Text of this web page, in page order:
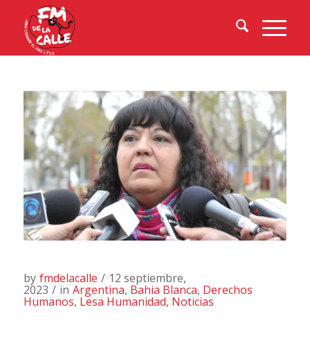
by fmdelacalle / 12 septiembre,
2023 / in Argentina, Bahia Blanca, Derechos
Humanos, Lesa Humanidad, Noticias